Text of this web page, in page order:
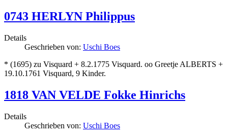
0743 HERLYN Philippus
Details
Geschrieben von: Uschi Boes
* (1695) zu Visquard + 8.2.1775 Visquard. oo Greetje ALBERTS +
19.10.1761 Visquard, 9 Kinder.
1818 VAN VELDE Fokke Hinrichs
Details
Geschrieben von: Uschi Boes